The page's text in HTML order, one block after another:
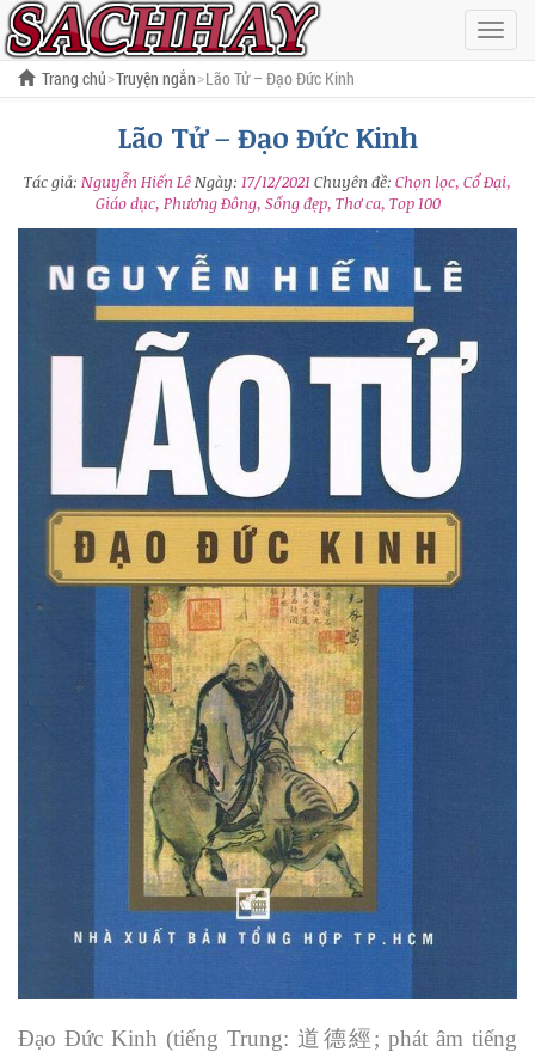
Hiện
menu
Trang chủ Truyện ngắn Lão Tử – Đạo Đức Kinh
Lão Tử – Đạo Đức Kinh
Tác giả: Nguyễn Hiến LêNgày: 17/12/2021 Chuyên đề: Chọn lọc, Cổ Đại,
Giáo dục, Phương Đông, Sống đẹp, Thơ ca, Top 100
Đạo Đức Kinh (tiếng Trung: 道德經; phát âm tiếng